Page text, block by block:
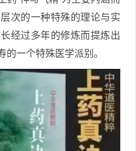
次的一种特殊的理论与实
经过多年的修炼而提炼出
的一个特殊医学派别。